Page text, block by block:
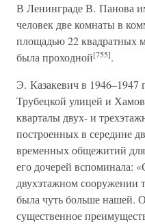
В Ленинграде В. Панова
человек две комнаты в
площадью 22 квадратных
была проходной[755].
Э. Казакевич в
Трубецкой улицей и
кварталы двух- и
построенных в середине
временных общежитий
его дочерей вспоминала:
двухэтажном сооружении
была чуть больше нашей.
существенное